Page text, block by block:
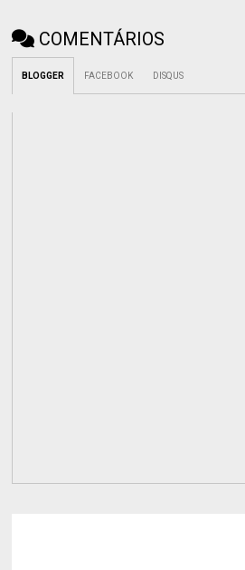
COMENTÁRIOS
BLOGGER FACEBOOK DISQUS